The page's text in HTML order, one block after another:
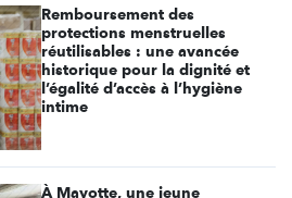
Remboursement des
protections menstruelles
réutilisables : une avancée
historique pour la dignité et
l’égalité d’accès à l’hygiène
intime
À Mayotte, une jeune